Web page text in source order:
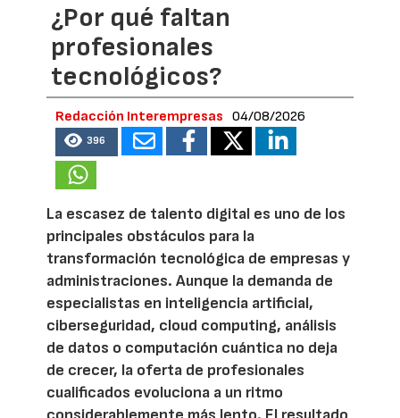
¿Por qué faltan
profesionales
tecnológicos?
Redacción Interempresas 04/08/2026
396
La escasez de talento digital es uno de los
principales obstáculos para la
transformación tecnológica de empresas y
administraciones. Aunque la demanda de
especialistas en inteligencia artificial,
ciberseguridad, cloud computing, análisis
de datos o computación cuántica no deja
de crecer, la oferta de profesionales
cualificados evoluciona a un ritmo